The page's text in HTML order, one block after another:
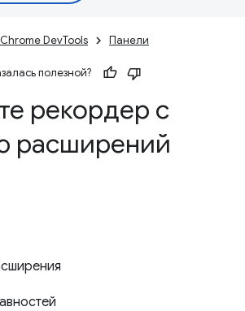
Chrome DevTools Панели
полезной?
рекордер с
расширений